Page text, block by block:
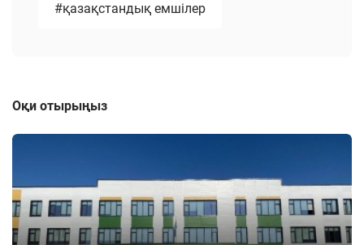
#қазақстандық емшілер
Оқи отырыңыз